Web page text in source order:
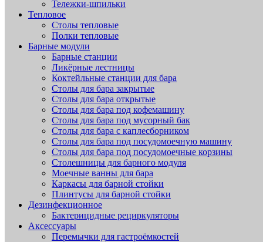
Тележки-шпильки
Тепловое
Столы тепловые
Полки тепловые
Барные модули
Барные станции
Ликёрные лестницы
Коктейльные станции для бара
Столы для бара закрытые
Столы для бара открытые
Столы для бара под кофемашину
Столы для бара под мусорный бак
Столы для бара с каплесборником
Столы для бара под посудомоечную машину
Столы для бара под посудомоечные корзины
Столешницы для барного модуля
Моечные ванны для бара
Каркасы для барной стойки
Плинтусы для барной стойки
Дезинфекционное
Бактерицидные рециркуляторы
Аксессуары
Перемычки для гастроёмкостей